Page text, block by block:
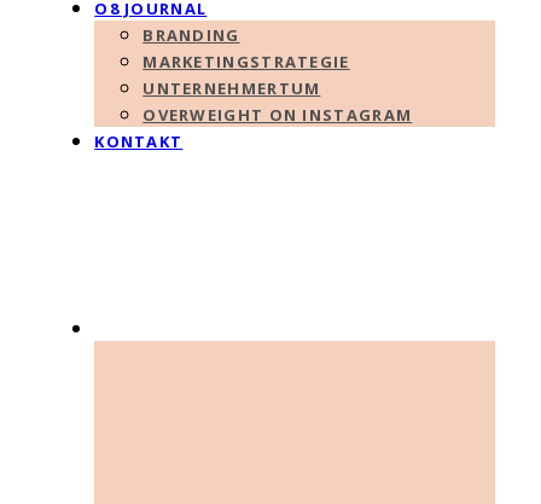
O8 JOURNAL
BRANDING
MARKETINGSTRATEGIE
UNTERNEHMERTUM
OVERWEIGHT ON INSTAGRAM
KONTAKT